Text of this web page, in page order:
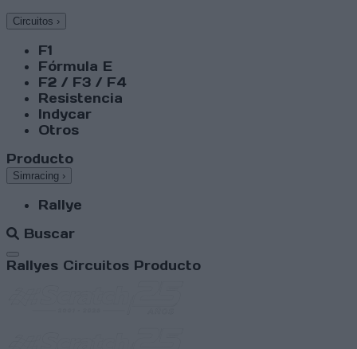
Circuitos ›
F1
Fórmula E
F2 / F3 / F4
Resistencia
Indycar
Otros
Producto
Simracing ›
Rallye
Buscar
Abrir menú
Rallyes Circuitos Producto